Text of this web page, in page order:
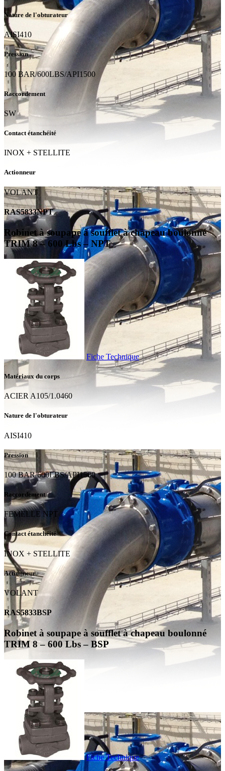
Nature de l'obturateur
AISI410
Pression
100 BAR/600LBS/API1500
Raccordement
SW
Contact étanchéité
INOX + STELLITE
Actionneur
VOLANT
RAS5833NPT
Robinet à soupape à soufflet à chapeau boulonné
TRIM 8 – 600 Lbs – NPT
Fiche Technique
Matériaux du corps
ACIER A105/1.0460
Nature de l'obturateur
AISI410
Pression
100 BAR/600LBS/API1500
Raccordement
FEMELLE NPT
Contact étanchéité
INOX + STELLITE
Actionneur
VOLANT
RAS5833BSP
Robinet à soupape à soufflet à chapeau boulonné
TRIM 8 – 600 Lbs – BSP
Fiche Technique